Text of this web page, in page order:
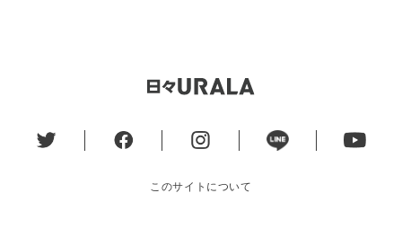
このサイトについて